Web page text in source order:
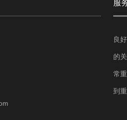
服
良
的
常
到